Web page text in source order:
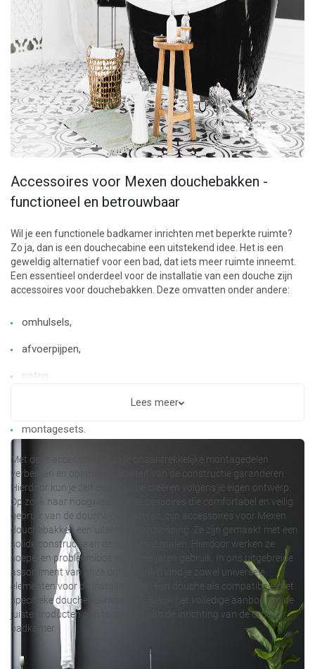
Accessoires voor Mexen douchebakken -
functioneel en betrouwbaar
Wil je een functionele badkamer inrichten met beperkte ruimte?
Zo ja, dan is een douchecabine een uitstekend idee. Het is een
geweldig alternatief voor een bad, dat iets meer ruimte inneemt.
Een essentieel onderdeel voor de installatie van een douche zijn
accessoires voor douchebakken. Deze omvatten onder andere:
omhulsels,
afvoerpijpen,
poten,
montagesets.
Met deze accessoires kun je onaantrekkelijke montagedelen
verbergen en optimale stabiliteit van de constructie garanderen.
Hierdoor kun je zelf een douche creëren volgens je eigen ontwerp.
Op zoek naar hoogwaardige accessoires die comfortabel en veilig
gebruik van de douche garanderen, zijn accessoires voor Mexen
douchebakken een uitstekende oplossing. Ze zijn gemaakt met een
solide constructie en de beste materialen. Hierdoor werken ze
soepel en probleemloos voor vele jaren gebruik. In ons uitgebreide
assortiment van onze online winkel vind je zowel universele
elementen voor de installatie van een douche als compatibele met
specifieke douchebakmodellen. Bekijk het volledige aanbod om de
juiste producten aan te passen aan de inrichting van de droom
badkamer.
Lees meer